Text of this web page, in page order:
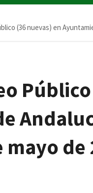
(36 nuevas) en
de